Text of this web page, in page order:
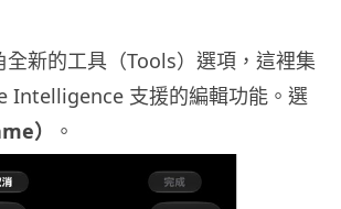
全新的工具（Tools）選項，這裡集
Intelligence 支援的編輯功能。選
） 。